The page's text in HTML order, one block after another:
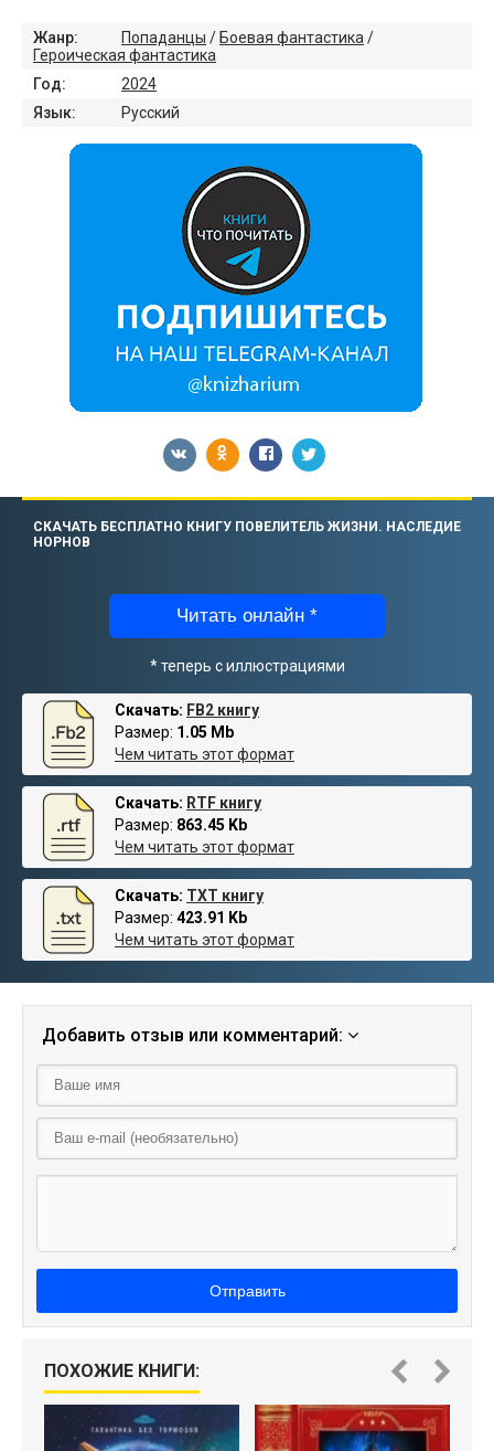
Жанр: Попаданцы / Боевая фантастика /
Героическая фантастика
Год:
2024
Язык:
Русский
СКАЧАТЬ БЕСПЛАТНО КНИГУ ПОВЕЛИТЕЛЬ ЖИЗНИ. НАСЛЕДИЕ
НОРНОВ
Читать онлайн *
* теперь с иллюстрациями
Скачать: FB2 книгу
Размер: 1.05 Mb
Чем читать этот формат
Скачать: RTF книгу
Размер: 863.45 Kb
Чем читать этот формат
Скачать: TXT книгу
Размер: 423.91 Kb
Чем читать этот формат
Добавить отзыв или комментарий:
Отправить
ПОХОЖИЕ КНИГИ: